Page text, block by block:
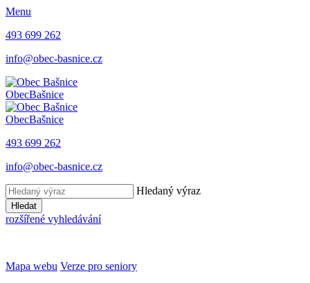
Menu
493 699 262
info@obec-basnice.cz
ObecBašnice
ObecBašnice
493 699 262
info@obec-basnice.cz
Hledaný výraz
Hledat
rozšířené vyhledávání
Mapa webu Verze pro seniory